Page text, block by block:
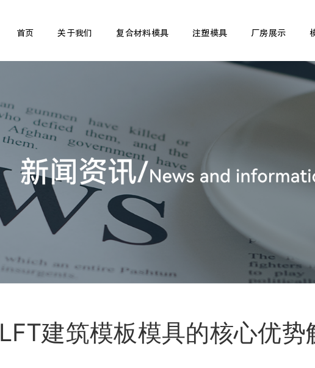
首页 关于我们 复合材料模具 注塑模具 厂房展示
LFT建筑模板模具的核心优势